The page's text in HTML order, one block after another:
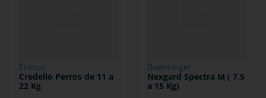
elanco
Credelio Perros de 11 a
22 Kg
boehringer
Nexgard Spectra M ( 7.5
a 15 Kg)